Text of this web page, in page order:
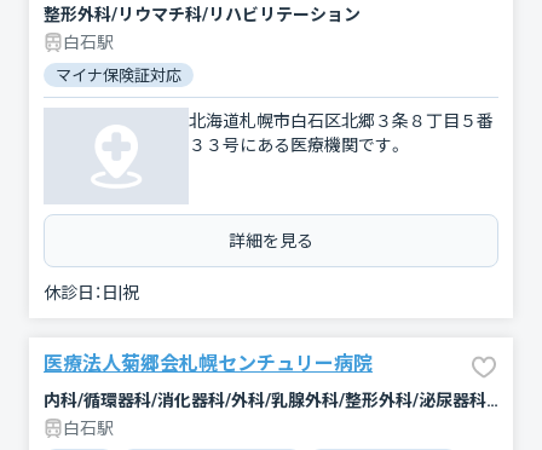
整形外科/リウマチ科/リハビリテーション
白石駅
マイナ保険証対応
北海道札幌市白石区北郷３条８丁目５番
３３号にある医療機関です。
詳細を見る
休診日： 日|祝
医療法人菊郷会札幌センチュリー病院
内科/循環器科/消化器科/外科/乳腺外科/整形外科/泌尿器科/麻酔科/人工透析
白石駅